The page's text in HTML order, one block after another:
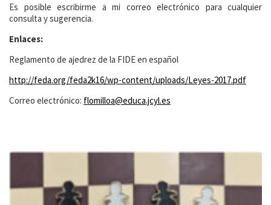
Es posible escribirme a mi correo electrónico para cualquier
consulta y sugerencia.
Enlaces:
Reglamento de ajedrez de la FIDE en español
http://feda.org/feda2k16/wp-content/uploads/Leyes-2017.pdf
Correo electrónico: flomilloa@educa.jcyl.es